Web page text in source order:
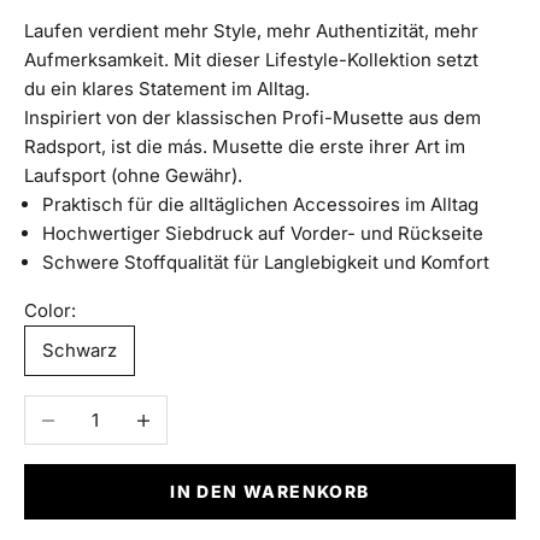
Laufen verdient mehr Style, mehr Authentizität, mehr
Aufmerksamkeit. Mit dieser Lifestyle-Kollektion setzt
du ein klares Statement im Alltag.
Inspiriert von der klassischen Profi-Musette aus dem
Radsport, ist die más. Musette die erste ihrer Art im
Laufsport (ohne Gewähr).
Praktisch für die alltäglichen Accessoires im Alltag
Hochwertiger Siebdruck auf Vorder- und Rückseite
Schwere Stoffqualität für Langlebigkeit und Komfort
Color:
Schwarz
Anzahl verringernAnzahl erhöhen
IN DEN WARENKORB